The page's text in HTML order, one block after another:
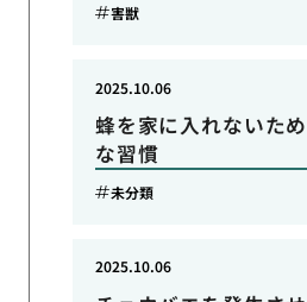
害獣
蜂を家に入れないた
な習慣
2025.10.06
未分類
2025.10.06